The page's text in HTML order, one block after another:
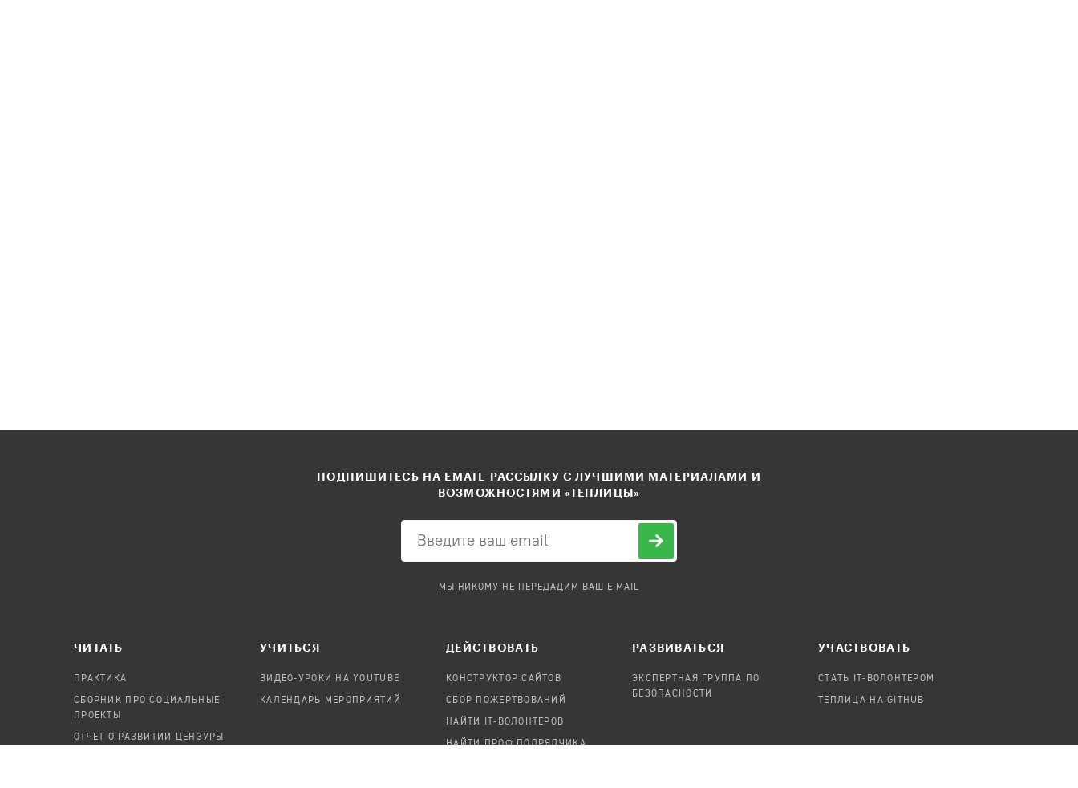
ПОДПИШИТЕСЬ НА EMAIL-РАССЫЛКУ С ЛУЧШИМИ МАТЕРИАЛАМИ И
ВОЗМОЖНОСТЯМИ «ТЕПЛИЦЫ»
МЫ НИКОМУ НЕ ПЕРЕДАДИМ ВАШ E-MAIL
ЧИТАТЬ
ПРАКТИКА
СБОРНИК ПРО СОЦИАЛЬНЫЕ
ПРОЕКТЫ
ОТЧЕТ О РАЗВИТИИ ЦЕНЗУРЫ
УЧИТЬСЯ
ВИДЕО-УРОКИ НА YOUTUBE
КАЛЕНДАРЬ МЕРОПРИЯТИЙ
ДЕЙСТВОВАТЬ
КОНСТРУКТОР САЙТОВ
СБОР ПОЖЕРТВОВАНИЙ
НАЙТИ IT-ВОЛОНТЕРОВ
НАЙТИ ПРОФ.ПОДРЯДЧИКА
РАЗВИВАТЬСЯ
ЭКСПЕРТНАЯ ГРУППА ПО
БЕЗОПАСНОСТИ
УЧАСТВОВАТЬ
СТАТЬ IT-ВОЛОНТЕРОМ
ТЕПЛИЦА НА GITHUB